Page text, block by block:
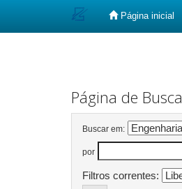
Página inicial
Página de Busca
Buscar em:
por
Filtros correntes: